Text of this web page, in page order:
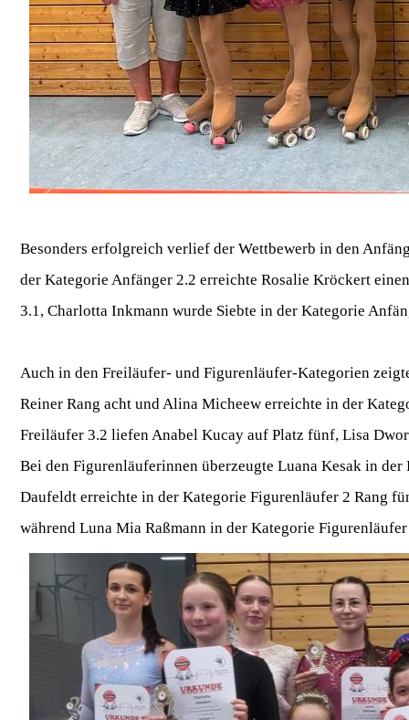
Besonders erfolgreich verlief der Wettbewerb in den
der Kategorie Anfänger 2.2 erreichte Rosalie Kröckert
3.1, Charlotta Inkmann wurde Siebte in der Kategorie
Auch in den Freiläufer- und Figurenläufer-Kategorien
Reiner Rang acht und Alina Micheew erreichte in der
Freiläufer 3.2 liefen Anabel Kucay auf Platz fünf, Lisa
Bei den Figurenläuferinnen überzeugte Luana Kesak in
Daufeldt erreichte in der Kategorie Figurenläufer 2 Rang
während Luna Mia Raßmann in der Kategorie